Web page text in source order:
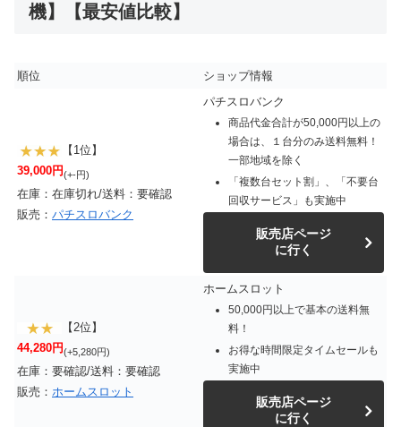
機】【最安値比較】
順位 ショップ情報
【1位】
39,000円(+-円)
在庫：在庫切れ/送料：要確認
販売： パチスロバンク
パチスロバンク
商品代金合計が50,000円以上の
場合は、１台分のみ送料無料！
一部地域を除く
「複数台セット割」、「不要台
回収サービス」も実施中
販売店ページ
に行く
【2位】
44,280円(+5,280円)
在庫：要確認/送料：要確認
販売： ホームスロット
ホームスロット
50,000円以上で基本の送料無
料！
お得な時間限定タイムセールも
実施中
販売店ページ
に行く